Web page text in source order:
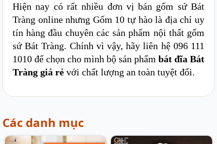
Hiện nay có rất nhiều đơn vị bán gốm sứ Bát
Tràng online nhưng Gốm 10 tự hào là địa chỉ uy
tín hàng đầu chuyên các sản phẩm nội thất gốm
sứ Bát Tràng. Chính vì vậy, hãy liên hệ 096 111
1010 để chọn cho mình bộ sản phẩm bát đĩa Bát
Tràng giá rẻ với chất lượng an toàn tuyệt đối.
Các danh mục